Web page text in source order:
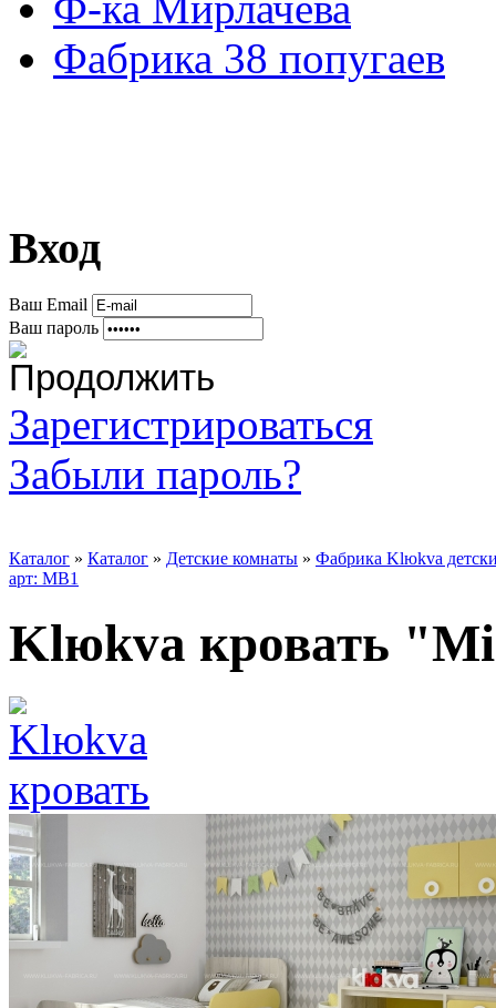
Фабрика 38 попугаев
Вход
Ваш Email
Ваш пароль
Зарегистрироваться
Забыли пароль?
Каталог » Каталог » Детские комнаты » Фабрика Klюkva
арт: МВ1
Klюkva кровать